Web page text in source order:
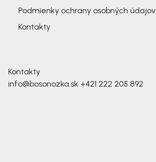
Podmienky ochrany osobných údajov
Kontakty
Kontakty
info@bosonozka.sk +421 222 205 892